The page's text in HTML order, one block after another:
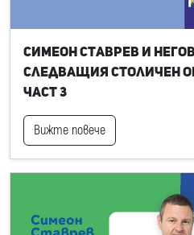
Симеон Ставрев и
следващия Столичен
част 3
Вижте повече